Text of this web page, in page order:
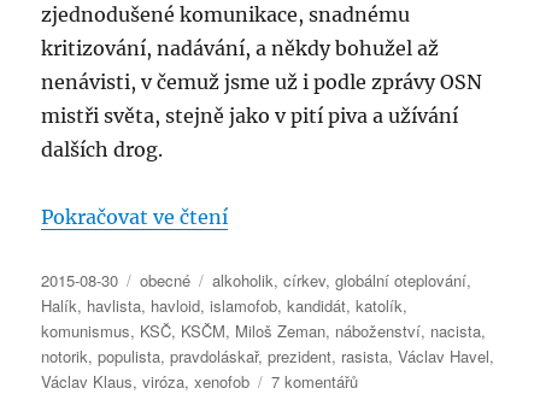
zjednodušené komunikace, snadnému
kritizování, nadávání, a někdy bohužel až
nenávisti, v čemuž jsme už i podle zprávy OSN
mistři světa, stejně jako v pití piva a užívání
dalších drog.
Pokračovat ve čtení„Co NESMÍ být český kandidát
Publikováno:
2015-08-30 Rubriky:
obecné Štítky:
alkoholik,církev,globální oteplování,
Halík, havlista, havloid,islamofob,kandidát,katolík,
komunismus, KSČ, KSČM, Miloš Zeman, náboženství, nacista,
notorik,populista,pravdoláskař,prezident, rasista,Václav Havel,
Václav Klaus,viróza,xenofob 7 komentářůu